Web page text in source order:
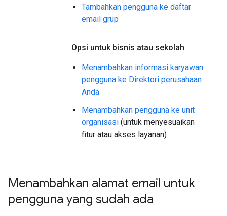
Tambahkan pengguna ke daftar
email grup
Opsi untuk bisnis atau sekolah
Menambahkan informasi karyawan
pengguna ke Direktori perusahaan
Anda
Menambahkan pengguna ke unit
organisasi (untuk menyesuaikan
fitur atau akses layanan)
Menambahkan alamat email untuk
pengguna yang sudah ada